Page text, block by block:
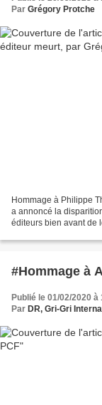
Par Grégory Protche
Hommage à Philippe
a annoncé la
éditeurs bien avant de
#Hommage à
Publié le 01/02/2020 à
Par DR, Gri-Gri